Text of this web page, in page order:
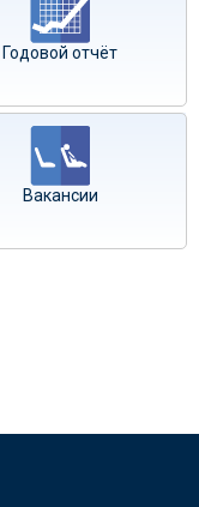
Годовой отчёт
Вакансии